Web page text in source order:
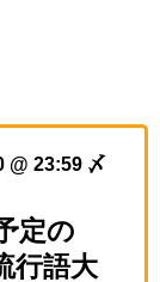
23:59 〆
定の
行語大